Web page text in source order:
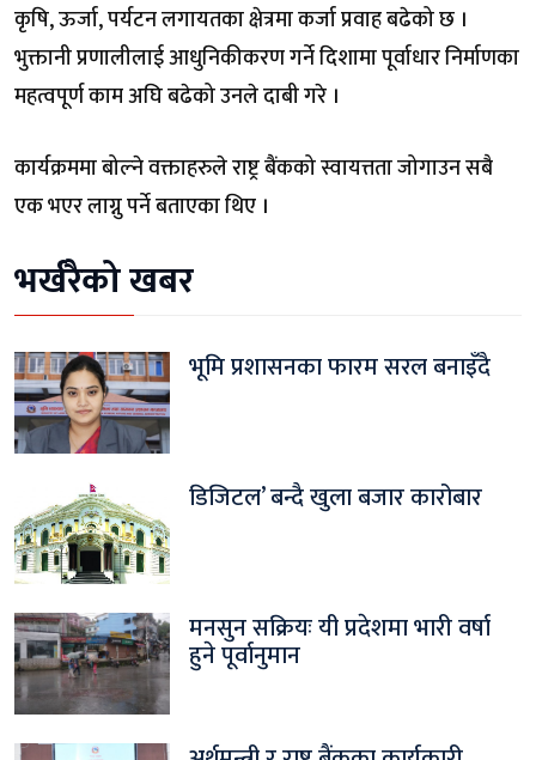
कृषि, ऊर्जा, पर्यटन लगायतका क्षेत्रमा कर्जा प्रवाह बढेको छ ।
भुक्तानी प्रणालीलाई आधुनिकीकरण गर्ने दिशामा पूर्वाधार निर्माणका
महत्वपूर्ण काम अघि बढेको उनले दाबी गरे ।
कार्यक्रममा बोल्ने वक्ताहरुले राष्ट्र बैंकको स्वायत्तता जोगाउन सबै
एक भएर लाग्नु पर्ने बताएका थिए ।
भर्खरैको खबर
भूमि प्रशासनका फारम सरल बनाइँदै
डिजिटल’ बन्दै खुला बजार कारोबार
मनसुन सक्रियः यी प्रदेशमा भारी वर्षा
हुने पूर्वानुमान